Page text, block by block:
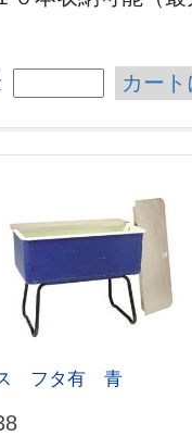
カー
ス フタ有 青